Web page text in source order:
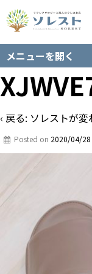
メニューを開く
‹ 戻る: ソレストが
Posted on 2020/04/28